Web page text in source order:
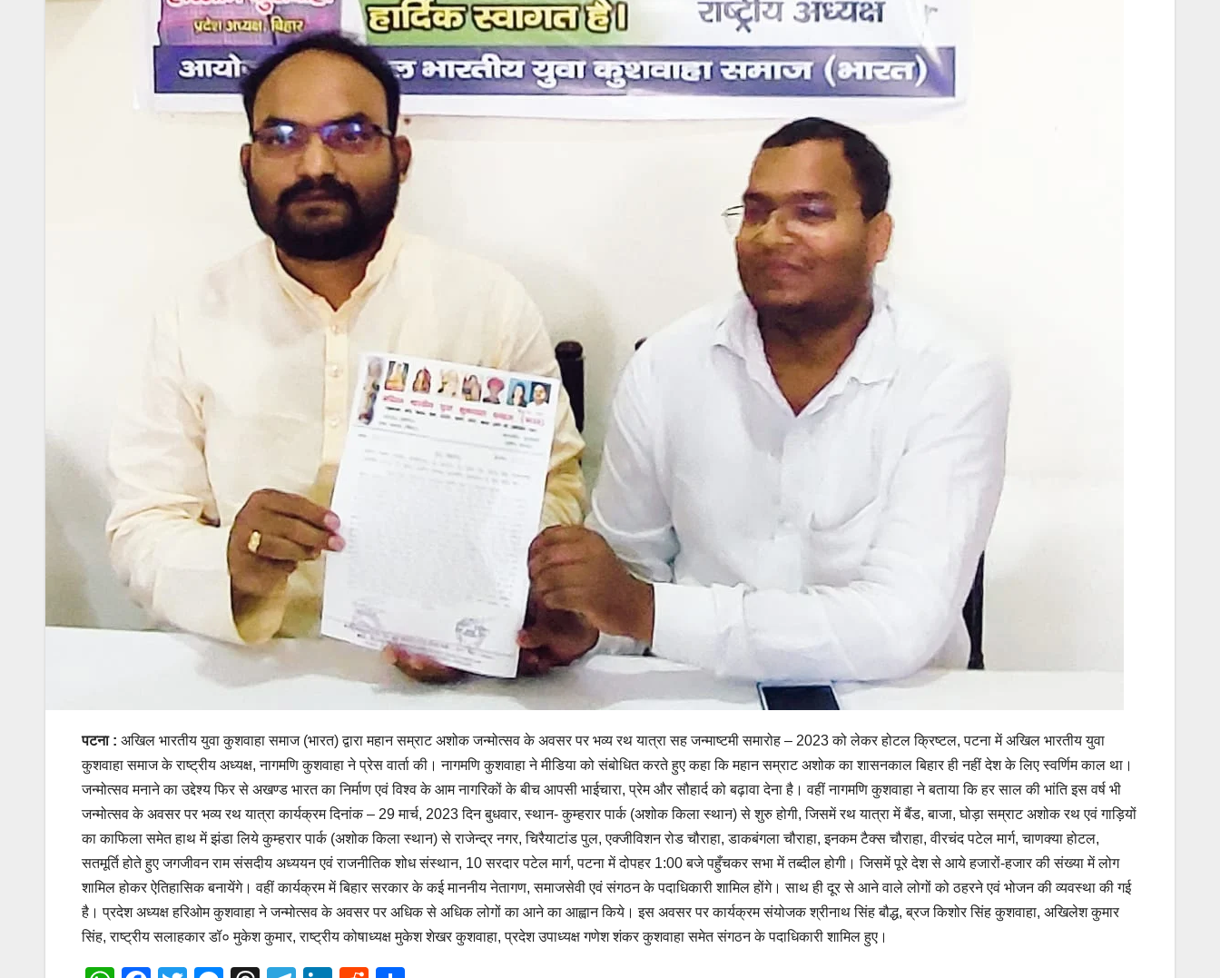
पटना : अखिल भारतीय युवा कुशवाहा समाज (भारत) द्वारा महान सम्राट अशोक जन्मोत्सव के अवसर पर भव्य रथ यात्रा सह जन्माष्टमी समारोह – 2023 को लेकर होटल क्रिष्टल, पटना में अखिल भारतीय युवा
कुशवाहा समाज के राष्ट्रीय अध्यक्ष, नागमणि कुशवाहा ने प्रेस वार्ता की। नागमणि कुशवाहा ने मीडिया को संबोधित करते हुए कहा कि महान सम्राट अशोक का शासनकाल बिहार ही नहीं देश के लिए स्वर्णिम काल था।
जन्मोत्सव मनाने का उद्देश्य फिर से अखण्ड भारत का निर्माण एवं विश्व के आम नागरिकों के बीच आपसी भाईचारा, प्रेम और सौहार्द को बढ़ावा देना है। वहीं नागमणि कुशवाहा ने बताया कि हर साल की भांति इस वर्ष भी
जन्मोत्सव के अवसर पर भव्य रथ यात्रा कार्यक्रम दिनांक – 29 मार्च, 2023 दिन बुधवार, स्थान- कुम्हरार पार्क (अशोक किला स्थान) से शुरु होगी, जिसमें रथ यात्रा में बैंड, बाजा, घोड़ा सम्राट अशोक रथ एवं गाड़ियों
का काफिला समेत हाथ में झंडा लिये कुम्हरार पार्क (अशोक किला स्थान) से राजेन्द्र नगर, चिरैयाटांड पुल, एक्जीविशन रोड चौराहा, डाकबंगला चौराहा, इनकम टैक्स चौराहा, वीरचंद पटेल मार्ग, चाणक्या होटल,
सतमूर्ति होते हुए जगजीवन राम संसदीय अध्ययन एवं राजनीतिक शोध संस्थान, 10 सरदार पटेल मार्ग, पटना में दोपहर 1:00 बजे पहुँचकर सभा में तब्दील होगी। जिसमें पूरे देश से आये हजारों-हजार की संख्या में लोग
शामिल होकर ऐतिहासिक बनायेंगे। वहीं कार्यक्रम में बिहार सरकार के कई माननीय नेतागण, समाजसेवी एवं संगठन के पदाधिकारी शामिल होंगे। साथ ही दूर से आने वाले लोगों को ठहरने एवं भोजन की व्यवस्था की गई
है। प्रदेश अध्यक्ष हरिओम कुशवाहा ने जन्मोत्सव के अवसर पर अधिक से अधिक लोगों का आने का आह्वान किये। इस अवसर पर कार्यक्रम संयोजक श्रीनाथ सिंह बौद्ध, ब्रज किशोर सिंह कुशवाहा, अखिलेश कुमार
सिंह, राष्ट्रीय सलाहकार डॉ० मुकेश कुमार, राष्ट्रीय कोषाध्यक्ष मुकेश शेखर कुशवाहा, प्रदेश उपाध्यक्ष गणेश शंकर कुशवाहा समेत संगठन के पदाधिकारी शामिल हुए।